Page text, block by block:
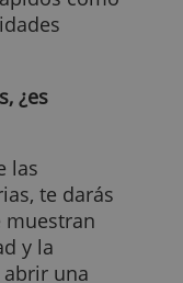
competitivas,
han
incluso, la
Pero, aún y
rápidos como
entidades
¿es